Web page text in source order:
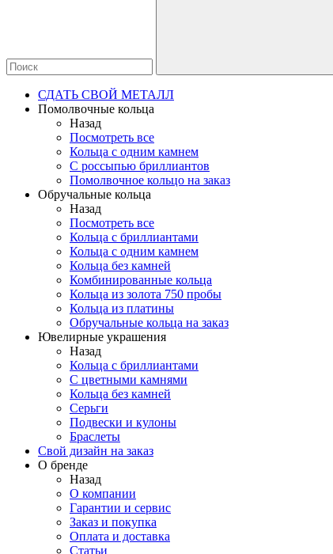
СДАТЬ СВОЙ МЕТАЛЛ
Помолвочные кольца
Назад
Посмотреть все
Кольца с одним камнем
С россыпью бриллиантов
Помолвочное кольцо на заказ
Обручальные кольца
Назад
Посмотреть все
Кольца с бриллиантами
Кольца с одним камнем
Кольца без камней
Комбинированные кольца
Кольца из золота 750 пробы
Кольца из платины
Обручальные кольца на заказ
Ювелирные украшения
Назад
Кольца с бриллиантами
С цветными камнями
Кольца без камней
Серьги
Подвески и кулоны
Браслеты
Свой дизайн на заказ
О бренде
Назад
О компании
Гарантии и сервис
Заказ и покупка
Оплата и доставка
Статьи